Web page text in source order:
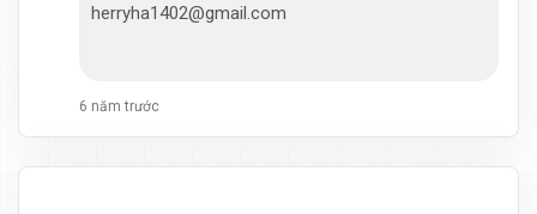
herryha1402@gmail.com
6 năm trước